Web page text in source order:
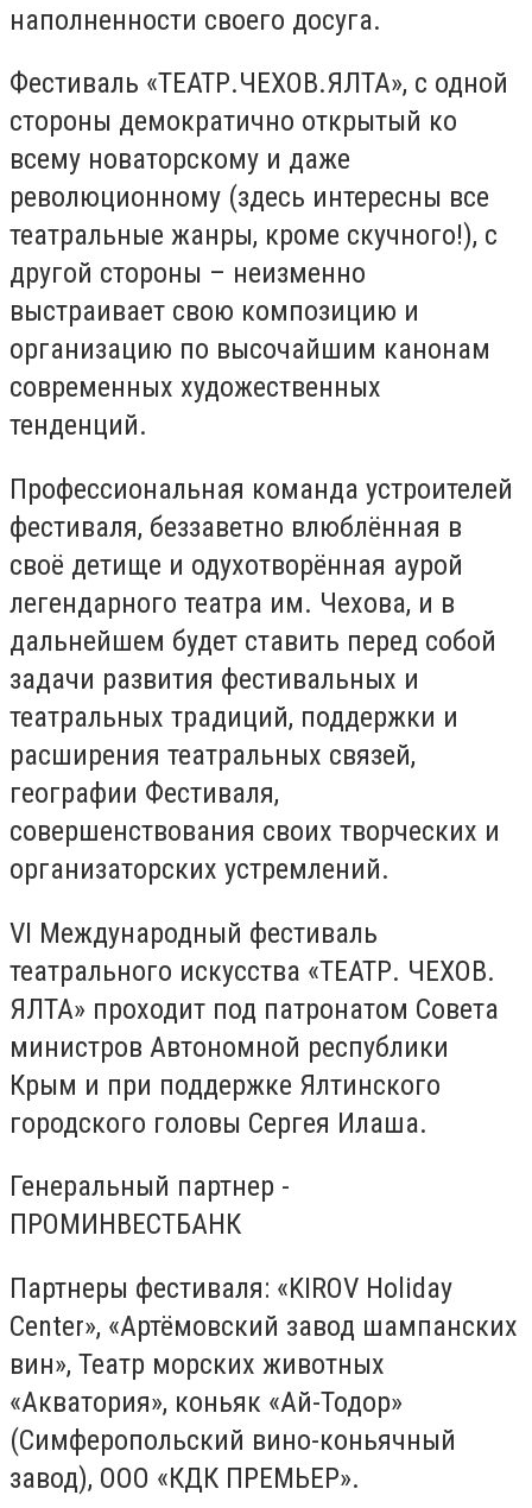
наполненности своего досуга.
Фестиваль «ТЕАТР.ЧЕХОВ.ЯЛТА», с одной
стороны демократично открытый ко
всему новаторскому и даже
революционному (здесь интересны все
театральные жанры, кроме скучного!), с
другой стороны – неизменно
выстраивает свою композицию и
организацию по высочайшим канонам
современных художественных
тенденций.
Профессиональная команда устроителей
фестиваля, беззаветно влюблённая в
своё детище и одухотворённая аурой
легендарного театра им. Чехова, и в
дальнейшем будет ставить перед собой
задачи развития фестивальных и
театральных традиций, поддержки и
расширения театральных связей,
географии Фестиваля,
совершенствования своих творческих и
организаторских устремлений.
VI Международный фестиваль
театрального искусства «ТЕАТР. ЧЕХОВ.
ЯЛТА» проходит под патронатом Совета
министров Автономной республики
Крым и при поддержке Ялтинского
городского головы Сергея Илаша.
Генеральный партнер -
ПРОМИНВЕСТБАНК
Партнеры фестиваля: «KIROV Holiday
Center», «Артёмовский завод шампанских
вин», Театр морских животных
«Акватория», коньяк «Ай-Тодор»
(Симферопольский вино-коньячный
завод), ООО «КДК ПРЕМЬЕР».